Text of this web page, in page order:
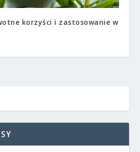
korzyści i zastosowanie w